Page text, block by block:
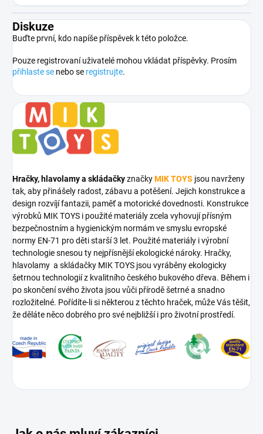
Diskuze
Buďte první, kdo napíše příspěvek k této položce.
Pouze registrovaní uživatelé mohou vkládat příspěvky. Prosím
přihlaste se nebo se registrujte.
Hračky, hlavolamy a skládačkyznačkyMIK TOYS jsou navrženy
tak, aby přinášely radost, zábavu a potěšení. Jejich konstrukce a
design rozvíjí fantazii, paměť a motorické dovednosti. Konstrukce
výrobků MIK TOYS i použité materiály zcela vyhovují přísným
bezpečnostním a hygienickým normám ve smyslu evropské
normy EN-71 pro děti starší 3 let. Použité materiály i výrobní
technologie snesou ty nejpřísnější ekologické nároky. Hračky,
hlavolamy a skládačky MIK TOYS jsou vyráběny ekologicky
šetrnou technologií z kvalitního českého bukového dřeva. Během i
po skončení svého života jsou vůči přírodě šetrné a snadno
rozložitelné. Pořídíte-li si některou z těchto hraček, může Vás těšit,
že děláte něco dobrého pro své nejbližší i pro životní prostředí.